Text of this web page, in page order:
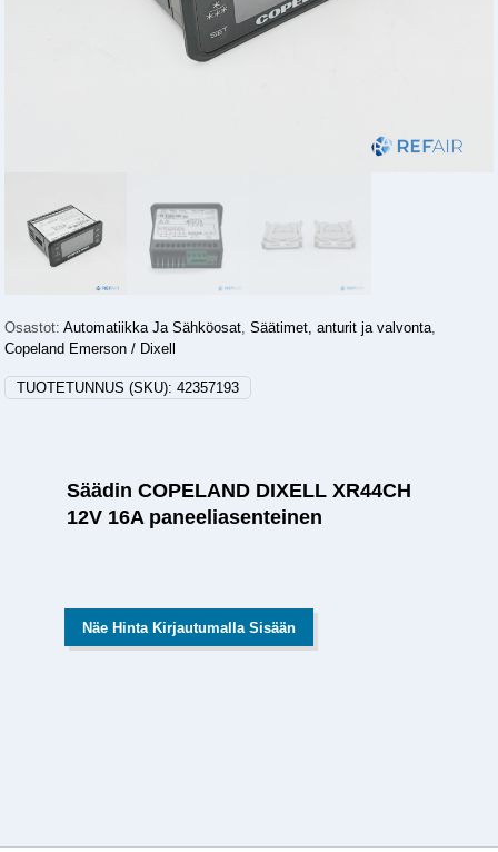
Osastot:Automatiikka Ja Sähköosat ,Säätimet, anturit ja valvonta
Copeland Emerson / Dixell
TUOTETUNNUS (SKU):42357193
Säädin COPELAND DIXELL XR44CH
12V 16A paneeliasenteinen
Näe Hinta Kirjautumalla Sisään